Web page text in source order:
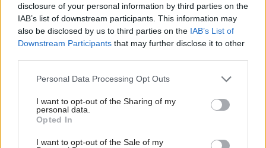
disclosure of your personal information by third parties on the
IAB’s list of downstream participants. This information may
also be disclosed by us to third parties on the IAB’s List of
Downstream Participants that may further disclose it to other
Please note that this website/app uses one or more Google
not limited to your visit or usage behaviour. You may click to
grant or deny consent to Google and its third-party tags to
use your data for below specified purposes in below Google
consent section.
Personal Data Processing Opt Outs
I want to opt-out of the Sharing of my
personal data.
Opted In
I want to opt-out of the Sale of my
Najnovšie príspevky
Re: Takto sa rieši málo úložného miesta. V tomto byte
My napríklad labky utierame hneď pri dverách a doma pred dvere
Re: Takto sa rieši málo úložného miesta. V tomto byte
Dizajn je to nádherný, tá brezová preglejka a čisté línie vyzerajú super.